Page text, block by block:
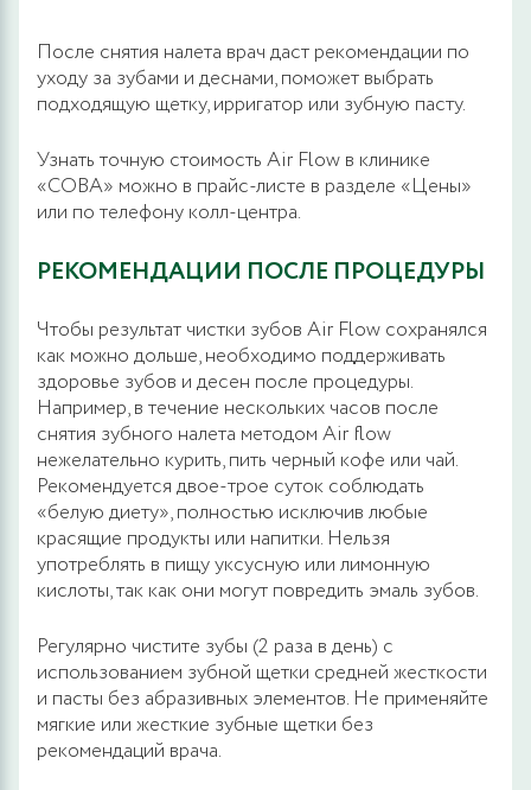
После снятия налета врач даст рекомендации по
уходу за зубами и деснами, поможет выбрать
подходящую щетку, ирригатор или зубную пасту.
Узнать точную стоимость Air Flow в клинике
«СОВА» можно в прайс-листе в разделе «Цены»
или по телефону колл-центра.
РЕКОМЕНДАЦИИ ПОСЛЕ ПРОЦЕДУРЫ
Чтобы результат чистки зубов Air Flow сохранялся
как можно дольше, необходимо поддерживать
здоровье зубов и десен после процедуры.
Например, в течение нескольких часов после
снятия зубного налета методом Air flow
нежелательно курить, пить черный кофе или чай.
Рекомендуется двое-трое суток соблюдать
«белую диету», полностью исключив любые
красящие продукты или напитки. Нельзя
употреблять в пищу уксусную или лимонную
кислоты, так как они могут повредить эмаль зубов.
Регулярно чистите зубы (2 раза в день) с
использованием зубной щетки средней жесткости
и пасты без абразивных элементов. Не применяйте
мягкие или жесткие зубные щетки без
рекомендаций врача.